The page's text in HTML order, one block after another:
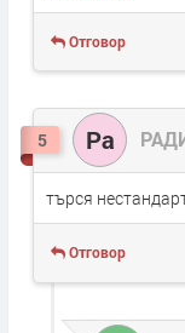
Отговор
5 Ра
търся
Отговор